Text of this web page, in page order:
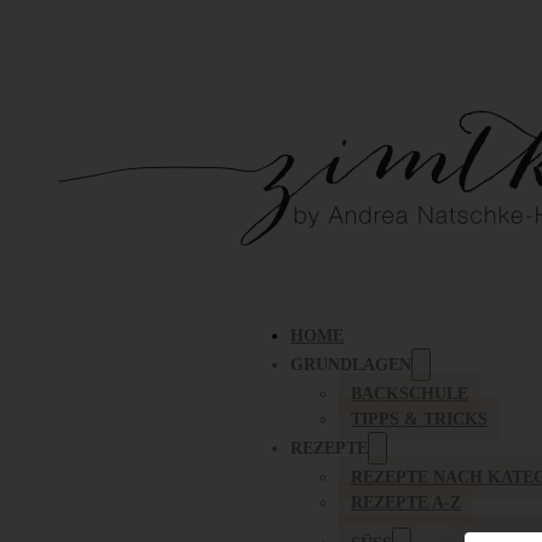
HOME
GRUNDLAGEN
BACKSCHULE
TIPPS & TRICKS
REZEPTE
REZEPTE NACH
REZEPTE A-Z